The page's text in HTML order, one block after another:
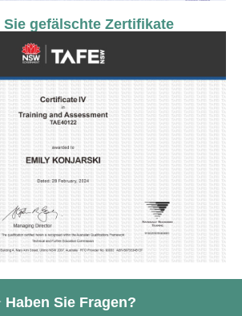
Sie gefälschte Zertifikate
Haben Sie Fragen?